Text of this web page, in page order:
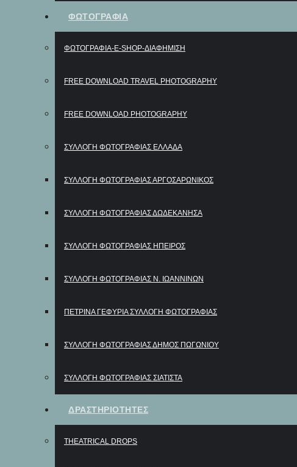
ΦΩΤΟΓΡΑΦΙΑ
ΦΩΤΟΓΡΑΦΊΑ-E-SHOP-ΔΙΑΦΉΜΙΣΗ
FREE DOWNLOAD TRAVEL PHOTOGRAPHY
FREE DOWNLOAD PHOTOGRAPHY
ΣΥΛΛΟΓΗ ΦΩΤΟΓΡΑΦΙΑΣ ΕΛΛΑΔΑ
ΣΥΛΛΟΓΗ ΦΩΤΟΓΡΑΦΙΑΣ ΑΡΓΟΣΑΡΩΝΙΚΟΣ
ΣΥΛΛΟΓΗ ΦΩΤΟΓΡΑΦΙΑΣ ΔΩΔΕΚΑΝΗΣΑ
ΣΥΛΛΟΓΗ ΦΩΤΟΓΡΑΦΙΑΣ ΗΠΕΙΡΟΣ
ΣΥΛΛΟΓΗ ΦΩΤΟΓΡΑΦΙΑΣ Ν. ΙΩΑΝΝΙΝΩΝ
ΠΕΤΡΙΝΑ ΓΕΦΥΡΙΑ ΣΥΛΛΟΓΗ ΦΩΤΟΓΡΑΦΙΑΣ
ΣΥΛΛΟΓΗ ΦΩΤΟΓΡΑΦΙΑΣ ΔΗΜΟΣ ΠΩΓΩΝΙΟΥ
ΣΥΛΛΟΓΗ ΦΩΤΟΓΡΑΦΙΑΣ ΣΙΑΤΙΣΤΑ
ΔΡΑΣΤΗΡΙΟΤΗΤΕΣ
THEATRICAL DROPS